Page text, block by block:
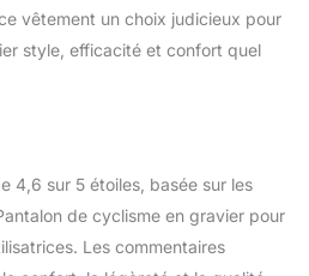
vêtement un choix judicieux pour
style, efficacité et confort quel
4,6 sur 5 étoiles, basée sur les
de cyclisme en gravier pour
Les commentaires